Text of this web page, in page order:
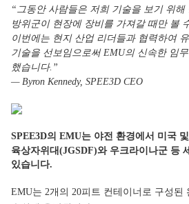
“그동안 사람들은 저희 기술을 보기 위
방위군이 현장에 장비를 가져갈 때만 볼
이번에는 현지 산업 리더들과 협력하여
기술을 선보임으로써 EMU의 신속한 임
했습니다.”
— Byron Kennedy, SPEE3D CEO
SPEE3D의 EMU는 야전 환경에서 미국
육상자위대(JGSDF)와 우크라이나군 등
있습니다.
EMU는 2개의 20피트 컨테이너로 구성